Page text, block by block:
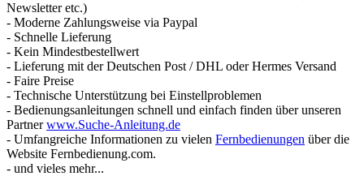
Newsletter etc.)
- Moderne Zahlungsweise via Paypal
- Schnelle Lieferung
- Kein Mindestbestellwert
- Lieferung mit der Deutschen Post / DHL oder Hermes Versand
- Faire Preise
- Technische Unterstützung bei Einstellproblemen
- Bedienungsanleitungen schnell und einfach finden über unseren
Partnerwww.Suche-Anleitung.de
- Umfangreiche Informationen zu vielen Fernbedienungen über die
Website Fernbedienung.com.
- und vieles mehr...